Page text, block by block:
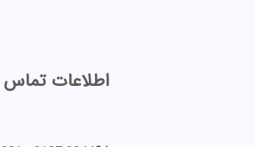
اطلاعات تماس